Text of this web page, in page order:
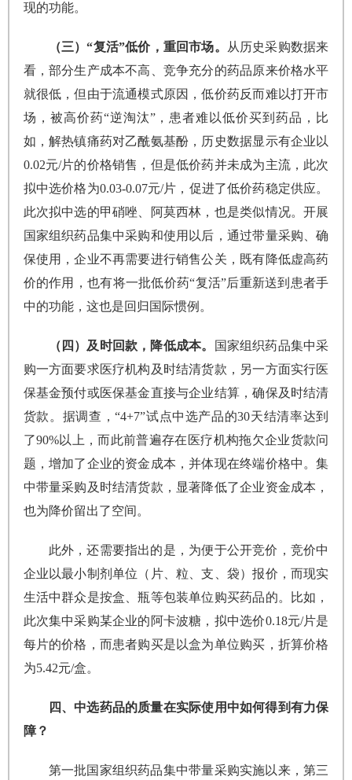
现的功能。
（三）“复活”低价，重回市场。
从历史采购数据来
看，部分生产成本不高、竞争充分的药品原来价格水平
就很低，但由于流通模式原因，低价药反而难以打开市
场，被高价药“逆淘汰”，患者难以低价买到药品，比
如，解热镇痛药对乙酰氨基酚，历史数据显示有企业以
0.02元/片的价格销售，但是低价药并未成为主流，此次
拟中选价格为0.03-0.07元/片，促进了低价药稳定供应。
此次拟中选的甲硝唑、阿莫西林，也是类似情况。开展
国家组织药品集中采购和使用以后，通过带量采购、确
保使用，企业不再需要进行销售公关，既有降低虚高药
价的作用，也有将一批低价药“复活”后重新送到患者手
中的功能，这也是回归国际惯例。
（四）及时回款，降低成本。
国家组织药品集中采
购一方面要求医疗机构及时结清货款，另一方面实行医
保基金预付或医保基金直接与企业结算，确保及时结清
货款。据调查，“4+7”试点中选产品的30天结清率达到
了90%以上，而此前普遍存在医疗机构拖欠企业货款问
题，增加了企业的资金成本，并体现在终端价格中。集
中带量采购及时结清货款，显著降低了企业资金成本，
也为降价留出了空间。
此外，还需要指出的是，为便于公开竞价，竞价中
企业以最小制剂单位（片、粒、支、袋）报价，而现实
生活中群众是按盒、瓶等包装单位购买药品的。比如，
此次集中采购某企业的阿卡波糖，拟中选价0.18元/片是
每片的价格，而患者购买是以盒为单位购买，折算价格
为5.42元/盒。
四、中选药品的质量在实际使用中如何得到有力保
障？
第一批国家组织药品集中带量采购实施以来，第三